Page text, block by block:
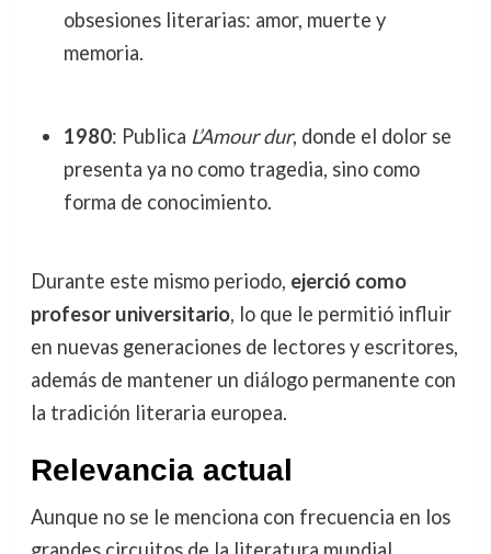
obsesiones literarias: amor, muerte y
memoria.
1980: Publica L’Amour dur, donde el dolor se
presenta ya no como tragedia, sino como
forma de conocimiento.
Durante este mismo periodo, ejerció como
profesor universitario, lo que le permitió influir
en nuevas generaciones de lectores y escritores,
además de mantener un diálogo permanente con
la tradición literaria europea.
Relevancia actual
Aunque no se le menciona con frecuencia en los
grandes circuitos de la literatura mundial,